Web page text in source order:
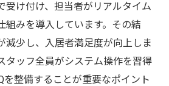
受け付け、担当者がリアルタイム
組みを導入しています。その結
減少し、入居者満足度が向上しま
タッフ全員がシステム操作を習得
を整備することが重要なポイント